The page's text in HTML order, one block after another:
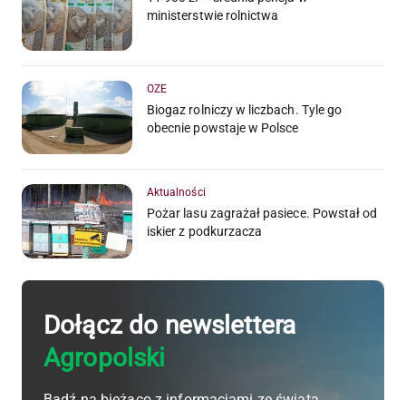
ministerstwie rolnictwa
OZE
Biogaz rolniczy w liczbach. Tyle go
obecnie powstaje w Polsce
Aktualności
Pożar lasu zagrażał pasiece. Powstał od
iskier z podkurzacza
Dołącz do newslettera
Agropolski